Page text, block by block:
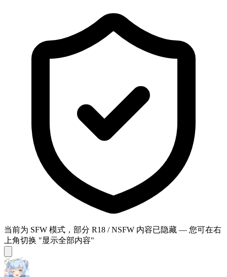
当前为 SFW 模式，部分 R18 / NSFW 内容已隐藏 — 您可在右
上角切换 "显示全部内容"